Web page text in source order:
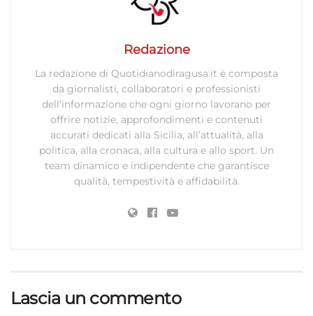
Redazione
La redazione di Quotidianodiragusa.it è composta
da giornalisti, collaboratori e professionisti
dell’informazione che ogni giorno lavorano per
offrire notizie, approfondimenti e contenuti
accurati dedicati alla Sicilia, all’attualità, alla
politica, alla cronaca, alla cultura e allo sport. Un
team dinamico e indipendente che garantisce
qualità, tempestività e affidabilità.
Lascia un commento